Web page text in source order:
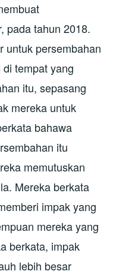
pada tahun 2018.
untuk persembahan
tempat yang
itu, sepasang
mereka untuk
bahawa
itu
memutuskan
Mereka berkata
impak yang
mereka yang
berkata, impak
lebih besar